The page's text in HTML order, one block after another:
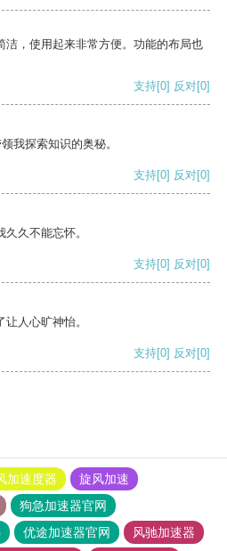
洁，使用起来非常方便。功能的布局也
支持[0] 反对[0]
我探索知识的奥秘。
支持[0] 反对[0]
久不能忘怀。
支持[0] 反对[0]
人心旷神怡。
支持[0] 反对[0]
加速度器
旋风加速
狗急加速器官网
优途加速器官网
风驰加速器